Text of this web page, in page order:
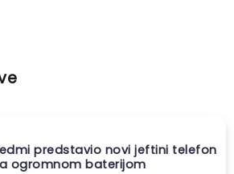
predstavio novi jeftini telefon
ogromnom baterijom